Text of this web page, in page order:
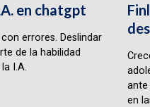
en chatgpt
errores. Deslindar
de la habilidad
I.A.
en